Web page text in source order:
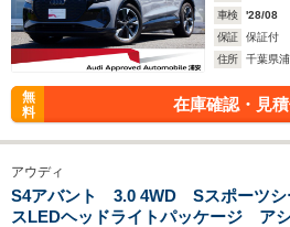
車検
'28/08
保証
保証付
住所
千葉県
無
料
在庫確認・見
アウディ
S4アバント 3.0 4WD Sスポーツ
スLEDヘッドライトパッケージ ア